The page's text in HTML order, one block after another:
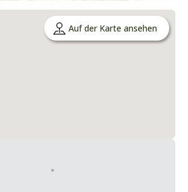
Auf der Karte ansehen